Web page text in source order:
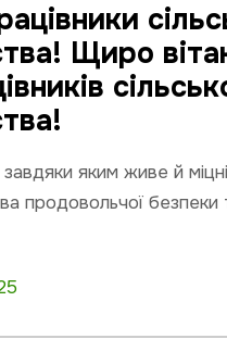
Щиро
яким живе й
продовольчої безпеки